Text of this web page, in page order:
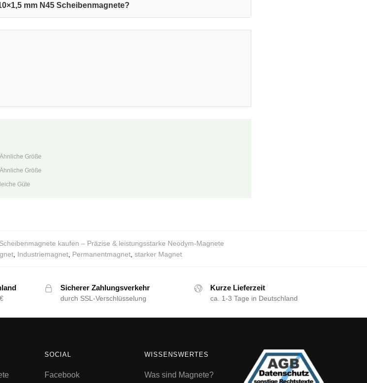
mm N45 Scheibenmagnete?
Größe
Größe
Güte
Scheibenmagnete kaufen – Präzise & leistungsstarke Neodym-Magnete
, Industriemagnet, Permanentmagnet, starker Magnet
Sicherer Zahlungsverkehr
durch SSL-Verschlüsselung
Kurze Lieferzeit
ca. 1-3 Tage in Deutschland
SOCIAL
Facebook
WISSENSWERTES
Was sind Magnete?